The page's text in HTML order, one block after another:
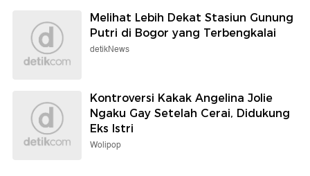
Melihat Lebih Dekat Stasiun Gunung
Putri di Bogor yang Terbengkalai
detikNews
Kontroversi Kakak Angelina Jolie
Ngaku Gay Setelah Cerai, Didukung
Eks Istri
Wolipop